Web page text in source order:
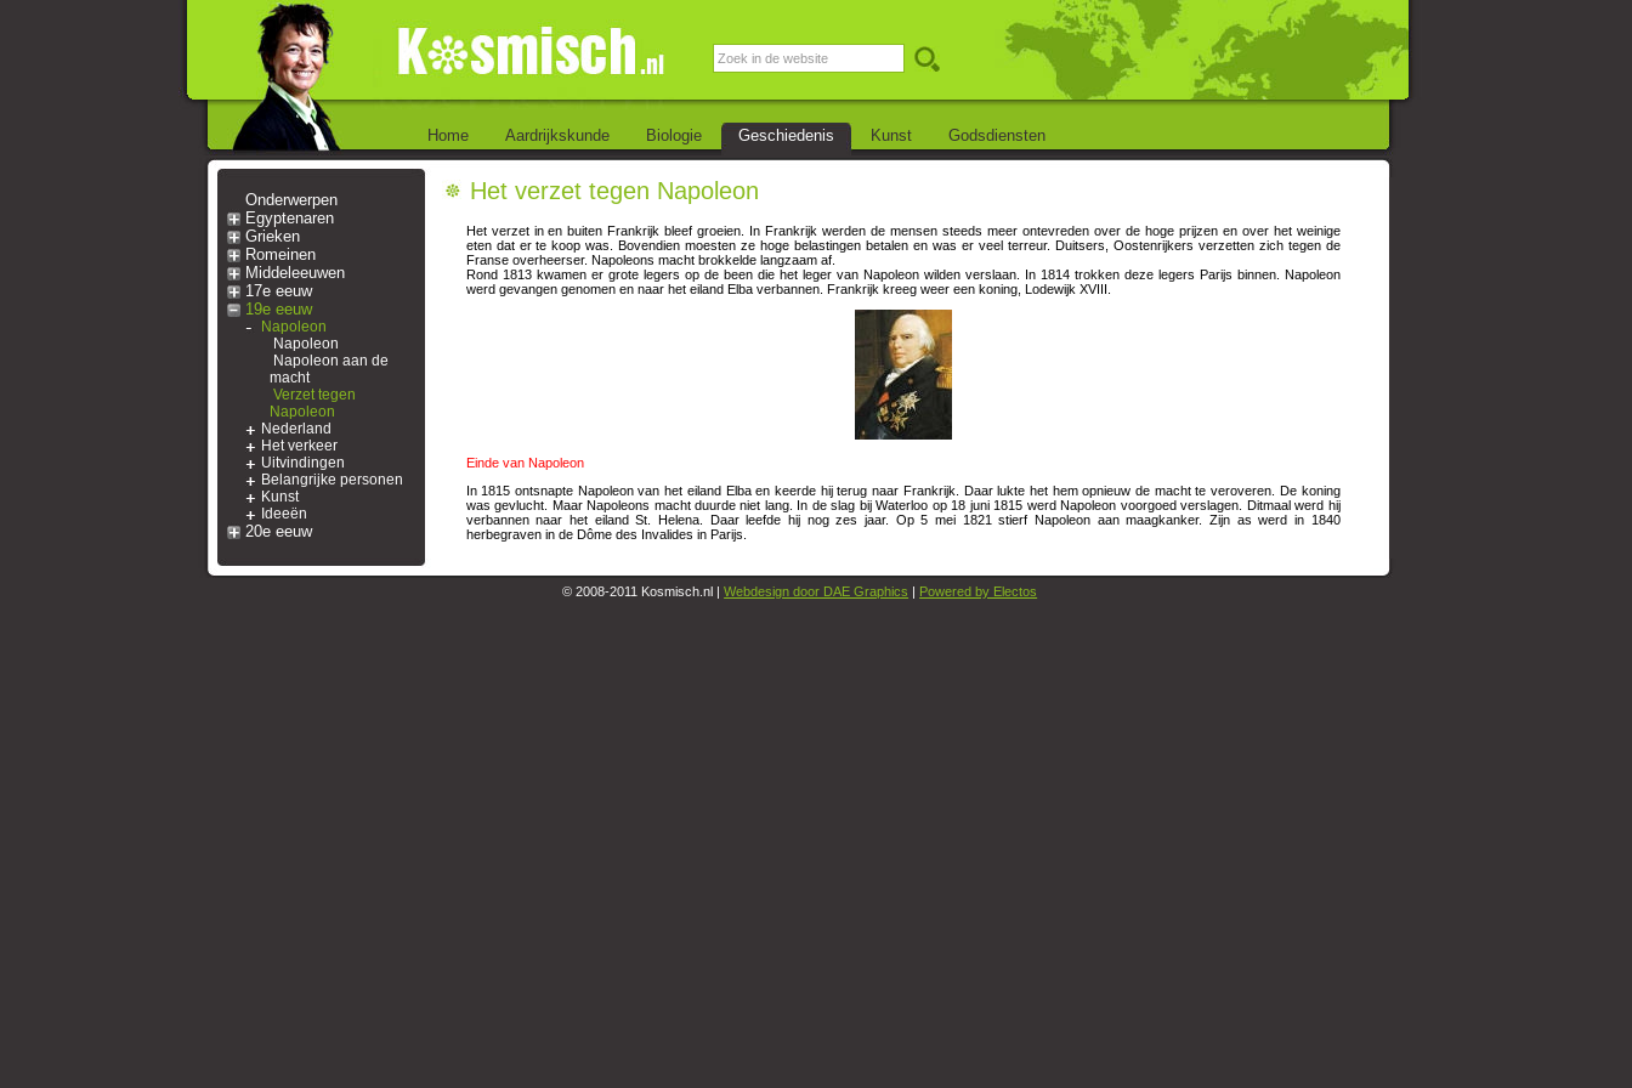
Home Aardrijkskunde Biologie Geschiedenis Kunst Godsdiensten
Onderwerpen
Egyptenaren
Grieken
Romeinen
Middeleeuwen
17e eeuw
19e eeuw
Napoleon
Napoleon
Napoleon aan de
macht
Verzet tegen
Napoleon
Nederland
Het verkeer
Uitvindingen
Belangrijke personen
Kunst
Ideeën
20e eeuw
Het verzet tegen Napoleon
Het verzet in en buiten Frankrijk bleef groeien. In Frankrijk werden de mensen steeds meer ontevreden over de hoge prijzen en over het weinige
eten dat er te koop was. Bovendien moesten ze hoge belastingen betalen en was er veel terreur. Duitsers, Oostenrijkers verzetten zich tegen de
Franse overheerser. Napoleons macht brokkelde langzaam af.
Rond 1813 kwamen er grote legers op de been die het leger van Napoleon wilden verslaan. In 1814 trokken deze legers Parijs binnen. Napoleon
werd gevangen genomen en naar het eiland Elba verbannen. Frankrijk kreeg weer een koning, Lodewijk XVIII.
Einde van Napoleon
In 1815 ontsnapte Napoleon van het eiland Elba en keerde hij terug naar Frankrijk. Daar lukte het hem opnieuw de macht te veroveren. De koning
was gevlucht. Maar Napoleons macht duurde niet lang. In de slag bij Waterloo op 18 juni 1815 werd Napoleon voorgoed verslagen. Ditmaal werd hij
verbannen naar het eiland St. Helena. Daar leefde hij nog zes jaar. Op 5 mei 1821 stierf Napoleon aan maagkanker. Zijn as werd in 1840
herbegraven in de Dôme des Invalides in Parijs.
© 2008-2011 Kosmisch.nl |Webdesign door DAE Graphics | Powered by Electos